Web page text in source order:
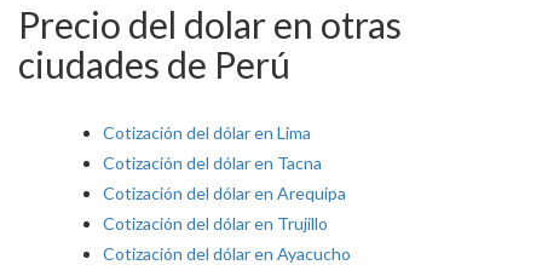
Precio del dolar en otras
ciudades de Perú
Cotización del dólar en Lima
Cotización del dólar en Tacna
Cotización del dólar en Arequipa
Cotización del dólar en Trujillo
Cotización del dólar en Ayacucho